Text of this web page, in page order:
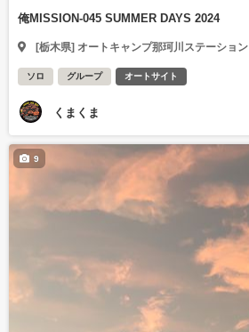
俺MISSION-045 SUMMER DAYS 2024
[栃木県] オートキャンプ那珂川ステーション
ソロ グループ オートサイト
くまくま
9